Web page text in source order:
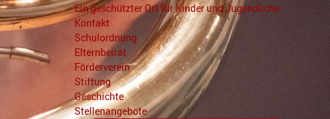
Ein geschützter Ort für Kinder und Jugendliche
Kontakt
Schulordnung
Elternbeirat
Förderverein
Stiftung
Geschichte
Stellenangebote